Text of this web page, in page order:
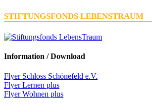
STIFTUNGSFONDS LEBENSTRAUM
Information / Download
Flyer Schloss Schönefeld e.V.
Flyer Lernen plus
Flyer Wohnen plus